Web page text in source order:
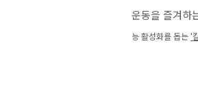
운동을 즐겨하
능 활성화를 돕는 '